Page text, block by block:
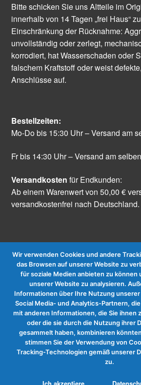
Bitte schicken Sie uns Altteile im
innerhalb von 14 Tagen „frei Haus“
Einschränkung der Rücknahme:
unvollständig oder zerlegt,
korrodiert, hat Wasserschaden oder
falschem Kraftstoff oder weist
Anschlüsse auf.
Bestellzeiten:
Mo-Do bis 15:30 Uhr – Versand am
Fr bis 14:30 Uhr – Versand am
Versandkosten für Endkunden:
Ab einem Warenwert von 50,00 €
versandkostenfrei nach Deutschland.
Vertrag widerrufen
Wir verwenden Cookies und andere
das Browsen auf unserer Website zu
für soziale Medien anbieten zu können
unserer Website zu analysieren.
Informationen über Ihre Nutzung
Social Media- und Analytics-Partnern,
mit anderen Informationen, die Sie ihnen
oder die sie durch die Nutzung ihrer
gesammelt haben, kombinieren
stimmen Sie der Verwendung von
Tracking-Technologien gemäß unserer
zu.